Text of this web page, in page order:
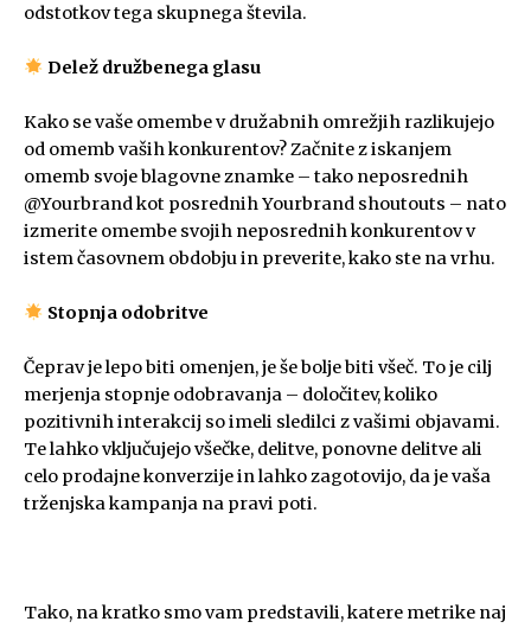
odstotkov tega skupnega števila.
Delež družbenega glasu
Kako se vaše omembe v družabnih omrežjih razlikujejo
od omemb vaših konkurentov? Začnite z iskanjem
omemb svoje blagovne znamke – tako neposrednih
@Yourbrand kot posrednih Yourbrand shoutouts – nato
izmerite omembe svojih neposrednih konkurentov v
istem časovnem obdobju in preverite, kako ste na vrhu.
Stopnja odobritve
Čeprav je lepo biti omenjen, je še bolje biti všeč. To je cilj
merjenja stopnje odobravanja – določitev, koliko
pozitivnih interakcij so imeli sledilci z vašimi objavami.
Te lahko vključujejo všečke, delitve, ponovne delitve ali
celo prodajne konverzije in lahko zagotovijo, da je vaša
trženjska kampanja na pravi poti.
Tako, na kratko smo vam predstavili, katere metrike naj